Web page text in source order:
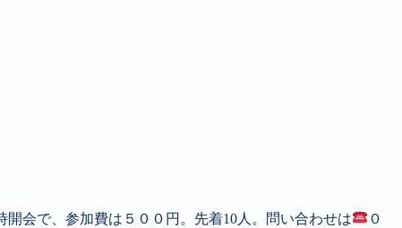
会で、参加費は５００円。先着10人。問い合わせは
０